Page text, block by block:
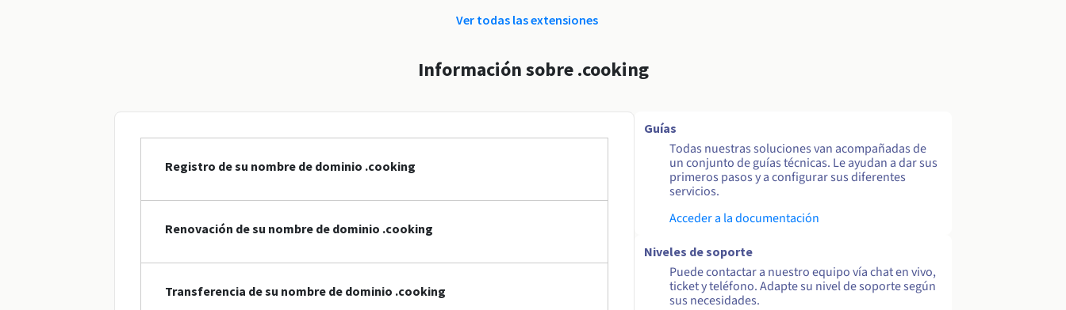
Ver todas las extensiones
Información sobre .cooking
Registro de su nombre de dominio .cooking
Renovación de su nombre de dominio .cooking
Transferencia de su nombre de dominio .cooking
Guías
Todas nuestras soluciones van acompañadas de
un conjunto de guías técnicas. Le ayudan a dar sus
primeros pasos y a configurar sus diferentes
servicios.
Acceder a la documentación
Niveles de soporte
Puede contactar a nuestro equipo vía chat en vivo,
ticket y teléfono. Adapte su nivel de soporte según
sus necesidades.